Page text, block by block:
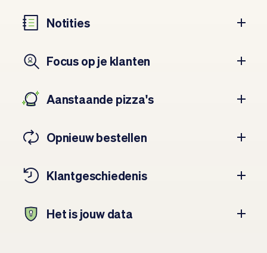
Notities
Focus op je klanten
Aanstaande pizza's
Opnieuw bestellen
Klant­geschiedenis
Het is jouw data